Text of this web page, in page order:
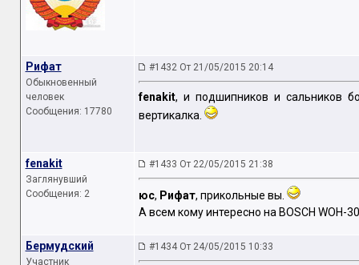
Рифат
Обыкновенный
человек
Сообщения: 17780
#1432 От 21/05/2015 20:14
fenakit, и подшипников и сальников
вертикалка.
fenakit
Заглянувший
Сообщения: 2
#1433 От 22/05/2015 21:38
юс, Рифат, прикольные вы.
А всем кому интересно на BOSCH
Бермудский
Участник
#1434 От 24/05/2015 10:33